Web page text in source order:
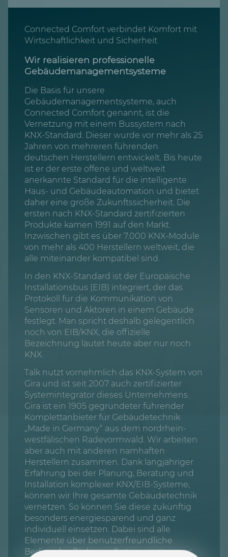
Connected Comfort verbindet Komfort mit
Wirtschaftlichkeit und Sicherheit
Wir realisieren professionelle
Gebäudemanagementsysteme
Die Basis für unsere
Gebäudemanagementsysteme, auch
Connected Comfort genannt, ist die
Vernetzung mit einem Bussystem nach
KNX-Standard. Dieser wurde vor mehr als 25
Jahren von mehreren führenden
deutschen Herstellern entwickelt. Bis heute
ist er der erste offene und weltweit
anerkannte Standard für die intelligente
Haus- und Gebäudeautomation und bietet
daher eine große Zukunftssicherheit. Die
ersten nach KNX-Standard zertifizierten
Produkte kamen 1991 auf den Markt.
Inzwischen gibt es über 7.000 KNX-Module
von mehr als 400 Herstellern weltweit, die
alle miteinander kompatibel sind.
In den KNX-Standard ist der Europäische
Installationsbus (EIB) integriert, der das
Protokoll für die Kommunikation von
Sensoren und Aktoren in einem Gebäude
festlegt. Man spricht deshalb gelegentlich
noch von EIB/KNX, die offizielle
Bezeichnung lautet heute aber nur noch
KNX.
Talk nutzt vornehmlich das KNX-System von
Gira und ist seit 2007 auch zertifizierter
Systemintegrator dieses Unternehmens.
Gira ist ein 1905 gegründeter führender
Komplettanbieter für Gebäudetechnik
„Made in Germany“ aus dem nordrhein-
westfälischen Radevormwald. Wir arbeiten
aber auch mit anderen namhaften
Herstellern zusammen. Dank langjähriger
Erfahrung bei der Planung, Beratung und
Installation komplexer KNX/EIB-Systeme,
können wir Ihre gesamte Gebäudetechnik
vernetzen. So können Sie diese zukünftig
besonders energiesparend und ganz
individuell einsetzen. Dabei sind alle
Elemente über benutzerfreundliche
Bedienoberflächen selbst von unterwegs